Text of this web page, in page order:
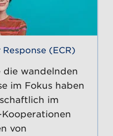
(ECR)
die wandelnden
im Fokus haben
im
Kooperationen
von